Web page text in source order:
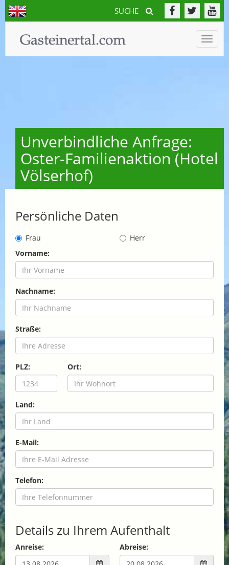
SUCHE
Toggle
Unverbindliche Anfrage:
Oster-Familienaktion (Hotel
Völserhof)
Persönliche Daten
Frau
Herr
Vorname:
Nachname:
Straße:
PLZ: Ort:
Land:
E-Mail:
Telefon:
Details zu Ihrem Aufenthalt
Anreise: Abreise: